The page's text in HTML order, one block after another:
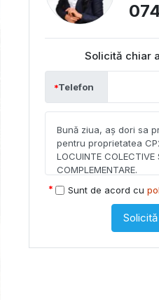
Solicită chiar
Telefon
Sunt de acord cu